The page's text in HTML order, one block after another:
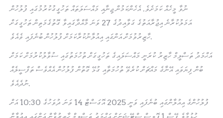
ނުވާ މީހެއް ކަމަށެވެ. އެހެންކަމުން ޖިނާއި މައްސަލަތައް ތަހުގީގުކުރުމުގައި ފުލުހުން
އަމަލުކުރާނެ އިޖުރާއަތުގެ ގަވާއިދުގެ 27 ވަނަ މާއްދާގައިވާ ގޮތުގެމަތިން ތަހުގީގަށް
ހާޒިރުވުމަށް އަންގައި އިއުލާނުކުރާކަމަށް ފުލުހުން ބުނެފައި ވެއެވެ.
އަޙްމަދު ތަސްލީމް ހާޒިރު ކުރަނީ މައްސަލައިގެ ތަހުގީގަށް ތުހުމަތުގައި ސުވާލުކުރުމަށް ކަމަށް
ބުން ފިޔަވައި އޭނާގެ މައްޗަށް ކުރެވޭ ތުހުމަތާއި ގުޅޭ ގޮތުން ފުލުހުން އެއްވެސް ތަފްސީލެއް
ނުދެއެވެ.
ފުލުހުންގެ އިއުލާންގައި ބުނެފައި ވަނީ 2025 އޮގަސްޓް 14 ވަނަ ދުވަހުގެ 10:30 އަށް